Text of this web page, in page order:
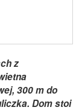
z
300 m do
Dom stoi